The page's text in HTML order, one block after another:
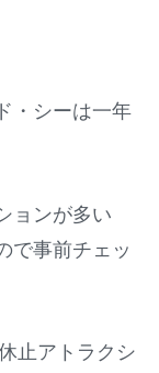
・シーは一年
ョンが多い
で事前チェッ
止アトラクシ